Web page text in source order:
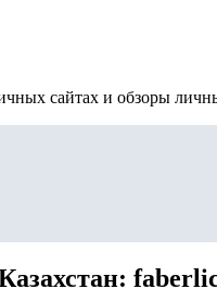
сайтах и обзоры